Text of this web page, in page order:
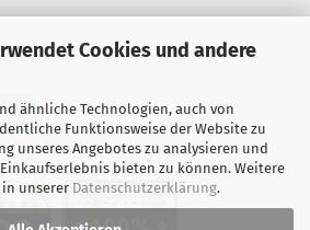
Cookies und andere
ähnliche Technologien, auch von
Funktionsweise der Website zu
unseres Angebotes zu analysieren und
bieten zu können. Weitere
unserer Datenschutzerklärung.